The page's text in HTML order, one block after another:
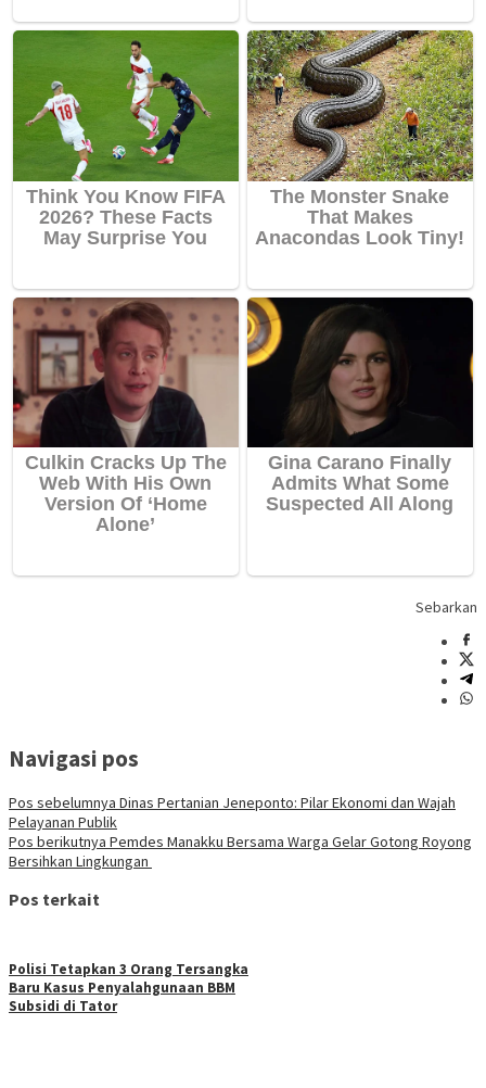
Sebarkan
Navigasi pos
Pos sebelumnya Dinas Pertanian Jeneponto: Pilar Ekonomi dan Wajah
Pelayanan Publik
Pos berikutnya Pemdes Manakku Bersama Warga Gelar Gotong Royong
Bersihkan Lingkungan
Pos terkait
Polisi Tetapkan 3 Orang Tersangka
Baru Kasus Penyalahgunaan BBM
Subsidi di Tator